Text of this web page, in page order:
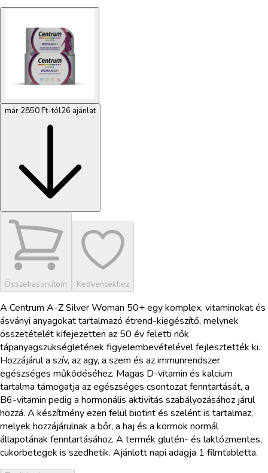
már 2850 Ft-tól26 ajánlat
Összehasonlítom Kedvencekhez
A Centrum A-Z Silver Woman 50+ egy komplex, vitaminokat és
ásványi anyagokat tartalmazó étrend-kiegészítő, melynek
összetételét kifejezetten az 50 év feletti nők
tápanyagszükségletének figyelembevételével fejlesztették ki.
Hozzájárul a szív, az agy, a szem és az immunrendszer
egészséges működéséhez. Magas D-vitamin és kalcium
tartalma támogatja az egészséges csontozat fenntartását, a
B6-vitamin pedig a hormonális aktivitás szabályozásához járul
hozzá. A készítmény ezen felül biotint és szelént is tartalmaz,
melyek hozzájárulnak a bőr, a haj és a körmök normál
állapotának fenntartásához. A termék glutén- és laktózmentes,
cukorbetegek is szedhetik. Ajánlott napi adagja 1 filmtabletta.